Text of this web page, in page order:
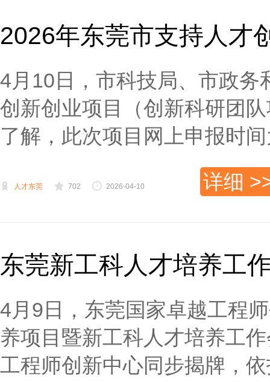
2026年东莞市支持人才
4月10日，市科技局、市政
创新创业项目（创新科研团
了解，此次项目网上申报时
人才东莞 702 2026-04-10 详细
东莞新工科人才培养工
4月9日，东莞国家卓越工程
养项目暨新工科人才培养工
工程师创新中心同步揭牌，